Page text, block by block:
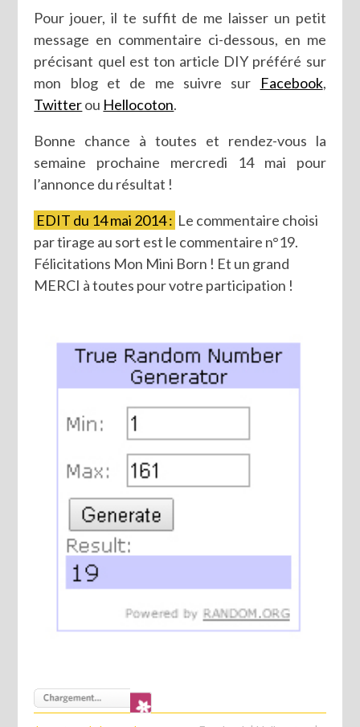
Pour jouer, il te suffit de me laisser un petit
message en commentaire ci-dessous, en me
précisant quel est ton article DIY préféré sur
mon blog et de me suivre sur
Facebook,
Twitterou Hellocoton.
Bonne chance à toutes et rendez-vous la
semaine prochaine mercredi 14 mai pour
l’annonce du résultat !
EDIT du 14 mai 2014 : Le commentaire choisi
par tirage au sort est le commentaire n°19.
Félicitations Mon Mini Born ! Et un grand
MERCI à toutes pour votre participation !